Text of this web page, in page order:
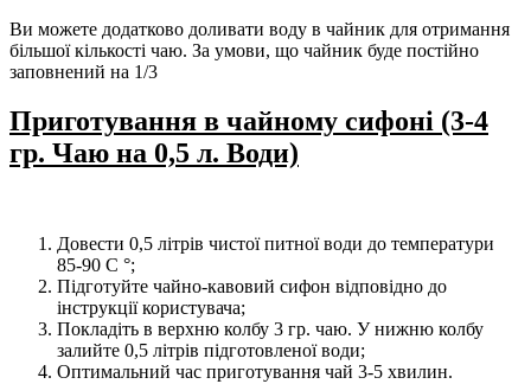
Ви можете додатково доливати воду в чайник для отримання
більшої кількості чаю. За умови, що чайник буде постійно
заповнений на 1/3
Приготування в чайному сифоні (3-4
гр. Чаю на 0,5 л. Води)
Довести 0,5 літрів чистої питної води до температури
85-90 С °;
Підготуйте чайно-кавовий сифон відповідно до
інструкції користувача;
Покладіть в верхню колбу 3 гр. чаю. У нижню колбу
залийте 0,5 літрів підготовленої води;
Оптимальний час приготування чай 3-5 хвилин.